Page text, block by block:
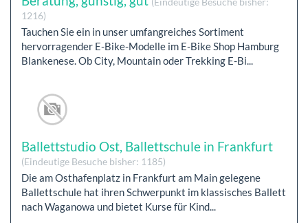
1216)
Tauchen Sie ein in unser umfangreiches Sortiment
hervorragender E-Bike-Modelle im E-Bike Shop Hamburg
Blankenese. Ob City, Mountain oder Trekking E-Bi...
Ballettstudio Ost, Ballettschule in Frankfurt
(Eindeutige Besuche bisher: 1185)
Die am Osthafenplatz in Frankfurt am Main gelegene
Ballettschule hat ihren Schwerpunkt im klassisches Ballett
nach Waganowa und bietet Kurse für Kind...